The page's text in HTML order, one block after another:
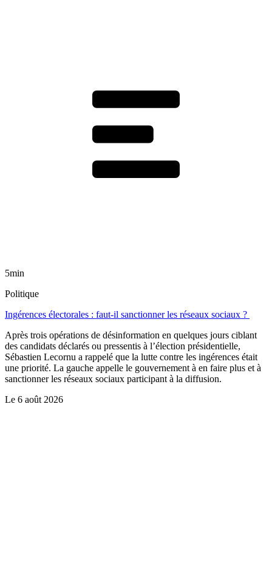
5min
Politique
Ingérences électorales : faut-il sanctionner les réseaux sociaux ?
Après trois opérations de désinformation en quelques jours ciblant
des candidats déclarés ou pressentis à l’élection présidentielle,
Sébastien Lecornu a rappelé que la lutte contre les ingérences était
une priorité. La gauche appelle le gouvernement à en faire plus et à
sanctionner les réseaux sociaux participant à la diffusion.
Le 6 août 2026